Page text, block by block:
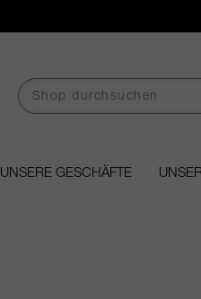
UNSERE GESCHÄFTE